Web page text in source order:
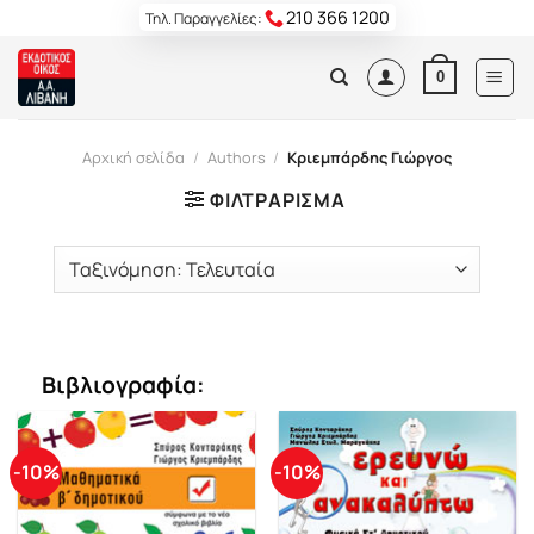
content
Τηλ. Παραγγελίες: 210 366 1200
0
Αρχική σελίδα / Authors / Κριεμπάρδης Γιώργος
ΦΙΛΤΡΆΡΙΣΜΑ
Βιβλιογραφία:
-10% -10%